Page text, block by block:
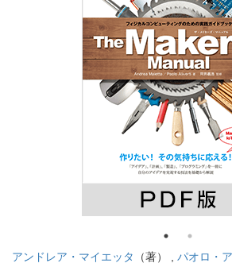
アンドレア・マイエッタ （著） , パオロ・